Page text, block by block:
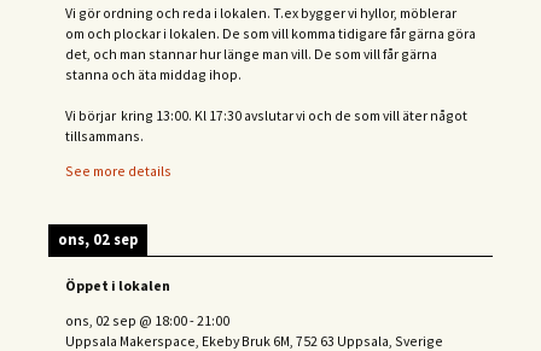
Vi gör ordning och reda i lokalen. T.ex bygger vi hyllor, möblerar
om och plockar i lokalen. De som vill komma tidigare får gärna göra
det, och man stannar hur länge man vill. De som vill får gärna
stanna och äta middag ihop.
Vi börjar kring 13:00. Kl 17:30 avslutar vi och de som vill äter något
tillsammans.
See more details
ons, 02 sep
Öppet i lokalen
ons, 02 sep @ 18:00-21:00
Uppsala Makerspace, Ekeby Bruk 6M, 752 63 Uppsala, Sverige